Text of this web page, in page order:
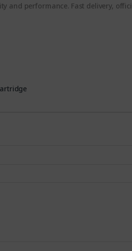
and performance. Fast delivery,